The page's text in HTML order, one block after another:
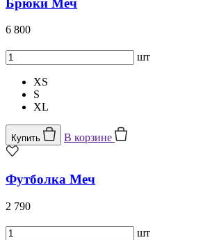
6 800
шт
XS
S
XL
Купить В корзине
Футболка Меч
2 790
шт